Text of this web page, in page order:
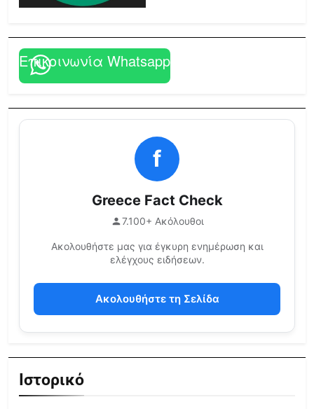
Επικοινωνία Whatsapp
f
Greece Fact Check
7.100+ Ακόλουθοι
Ακολουθήστε μας για έγκυρη ενημέρωση και
ελέγχους ειδήσεων.
Ακολουθήστε τη Σελίδα
Ιστορικό